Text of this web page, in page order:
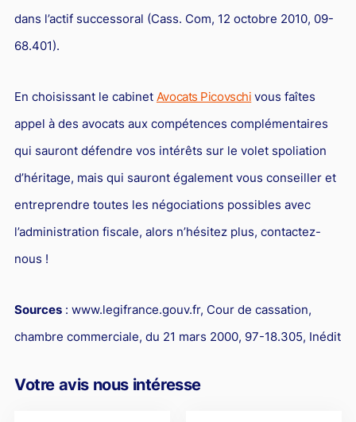
dans l’actif successoral (Cass. Com, 12 octobre 2010, 09-
68.401).
En choisissant le cabinet Avocats Picovschi vous faîtes
appel à des avocats aux compétences complémentaires
qui sauront défendre vos intérêts sur le volet spoliation
d’héritage, mais qui sauront également vous conseiller et
entreprendre toutes les négociations possibles avec
l’administration fiscale, alors n’hésitez plus, contactez-
nous !
Sources: www.legifrance.gouv.fr, Cour de cassation,
chambre commerciale, du 21 mars 2000, 97-18.305, Inédit
Votre avis nous intéresse